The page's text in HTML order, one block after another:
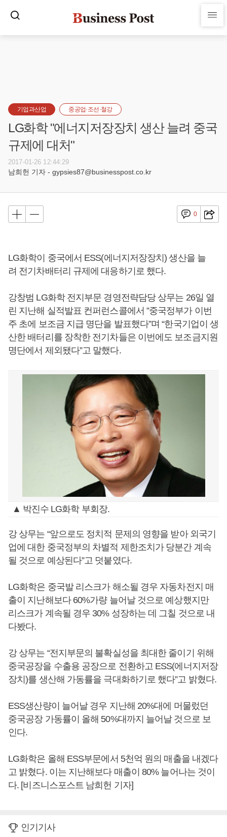
기업과산업 중공업·조선·철강
LG화학 "에너지저장장치 생산 늘려 중국
규제에 대처"
2017-01-26 12:44:29
남희헌 기자 - gypsies87@businesspost.co.kr
0
LG화학이 중국에서 ESS(에너지저장장치) 생산을 늘
려 전기차배터리 규제에 대응하기로 했다.
강창범 LG화학 전지부문 경영전략담당 상무는 26일 열
린 지난해 실적발표 컨퍼런스콜에서 ”중국정부가 이번
주 초에 보조금 지급 명단을 발표했다”며 “한국기업이 생
산한 배터리를 장착한 전기차들은 이번에도 보조금지원
명단에서 제외됐다”고 말했다.
▲ 박진수 LG화학 부회장.
강 상무는 “앞으로도 정치적 문제의 영향을 받아 외국기
업에 대한 중국정부의 차별적 제한조치가 당분간 계속
될 것으로 예상된다”고 덧붙였다.
LG화학은 중국발 리스크가 해소될 경우 자동차전지 매
출이 지난해보다 60%가량 늘어날 것으로 예상했지만
리스크가 계속될 경우 30% 성장하는 데 그칠 것으로 내
다봤다.
강 상무는 “전지부문의 불확실성을 최대한 줄이기 위해
중국공장을 수출용 공장으로 전환하고 ESS(에너지저장
장치)를 생산해 가동률을 극대화하기로 했다”고 밝혔다.
ESS생산량이 늘어날 경우 지난해 20%대에 머물렀던
중국공장 가동률이 올해 50%대까지 늘어날 것으로 보
인다.
LG화학은 올해 ESS부문에서 5천억 원의 매출을 내겠다
고 밝혔다. 이는 지난해보다 매출이 80% 늘어나는 것이
다. [비즈니스포스트 남희헌 기자]
인기기사